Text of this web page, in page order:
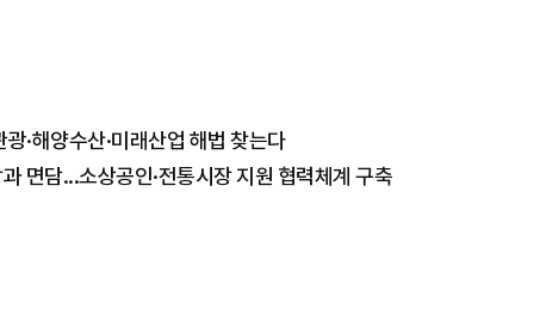
·해양수산·미래산업 해법 찾는다
면담...소상공인·전통시장 지원 협력체계 구축